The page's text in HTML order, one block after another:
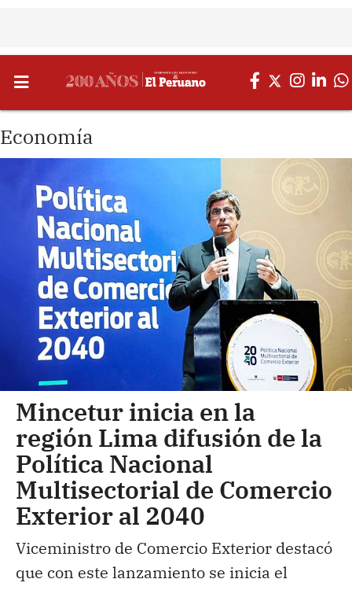
Economía
Mincetur inicia en la
región Lima difusión de la
Política Nacional
Multisectorial de Comercio
Exterior al 2040
Viceministro de Comercio Exterior destacó
que con este lanzamiento se inicia el